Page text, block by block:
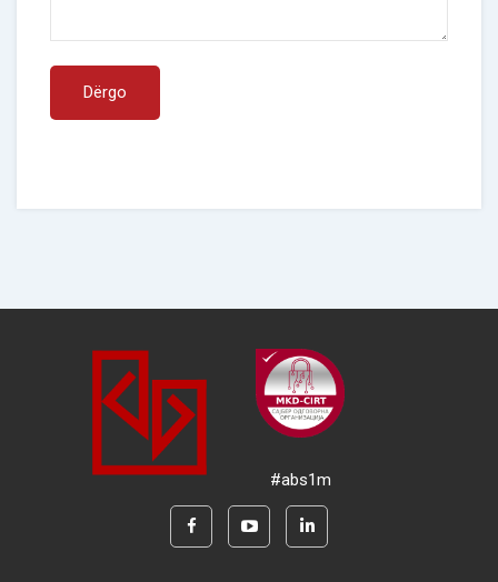
Dërgo
#abs1m